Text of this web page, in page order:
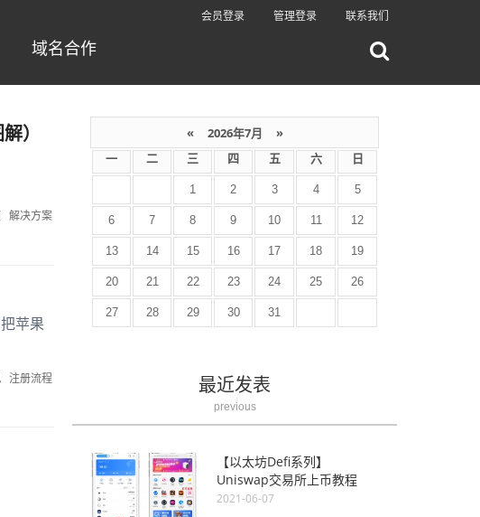
会员登录 管理登录 联系我们
域名合作
）
解决方案
苹果
注册流程
« 2026年7月 »
一 二 三 四 五 六 日
1 2 3 4 5
6 7 8 9 10 11 12
13 14 15 16 17 18 19
20 21 22 23 24 25 26
27 28 29 30 31
最近发表
previous
【以太坊Defi系列】
Uniswap交易所上币教程
2021-06-07